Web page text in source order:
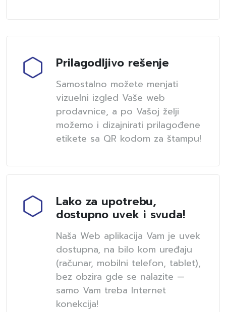
Prilagodljivo rešenje
Samostalno možete menjati
vizuelni izgled Vaše web
prodavnice, a po Vašoj želji
možemo i dizajnirati prilagođene
etikete sa QR kodom za štampu!
Lako za upotrebu,
dostupno uvek i svuda!
Naša Web aplikacija Vam je uvek
dostupna, na bilo kom uređaju
(računar, mobilni telefon, tablet),
bez obzira gde se nalazite —
samo Vam treba Internet
konekcija!